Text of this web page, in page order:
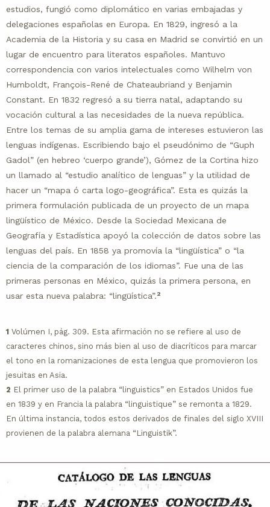
estudios, fungió como diplomático en varias embajadas y
delegaciones españolas en Europa. En 1829, ingresó a la
Academia de la Historia y su casa en Madrid se convirtió en un
lugar de encuentro para literatos españoles. Mantuvo
correspondencia con varios intelectuales como Wilhelm von
Humboldt, François-René de Chateaubriand y Benjamin
Constant. En 1832 regresó a su tierra natal, adaptando su
vocación cultural a las necesidades de la nueva república.
Entre los temas de su amplia gama de intereses estuvieron las
lenguas indígenas. Escribiendo bajo el pseudónimo de “Guph
Gadol” (en hebreo ‘cuerpo grande’), Gómez de la Cortina hizo
un llamado al “estudio analítico de lenguas” y la utilidad de
hacer un “mapa ó carta logo-geográfica”. Esta es quizás la
primera formulación publicada de un proyecto de un mapa
lingüístico de México. Desde la Sociedad Mexicana de
Geografía y Estadística apoyó la colección de datos sobre las
lenguas del país. En 1858 ya promovía la “lingüística” o “la
ciencia de la comparación de los idiomas”. Fue una de las
primeras personas en México, quizás la primera persona, en
usar esta nueva palabra: “lingüística”.2
1 Volúmen I, pág. 309. Esta afirmación no se refiere al uso de
caracteres chinos, sino más bien al uso de diacríticos para marcar
el tono en la romanizaciones de esta lengua que promovieron los
jesuitas en Asia.
2 El primer uso de la palabra “linguistics” en Estados Unidos fue
en 1839 y en Francia la palabra “linguistique” se remonta a 1829.
En última instancia, todos estos derivados de finales del siglo XVIII
provienen de la palabra alemana “Linguistik”.